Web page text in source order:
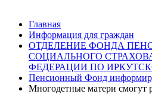
Главная
Информация для граждан
ОТДЕЛЕНИЕ ФОНДА
СОЦИАЛЬНОГО
ФЕДЕРАЦИИ ПО
Пенсионный Фонд
Многодетные матери